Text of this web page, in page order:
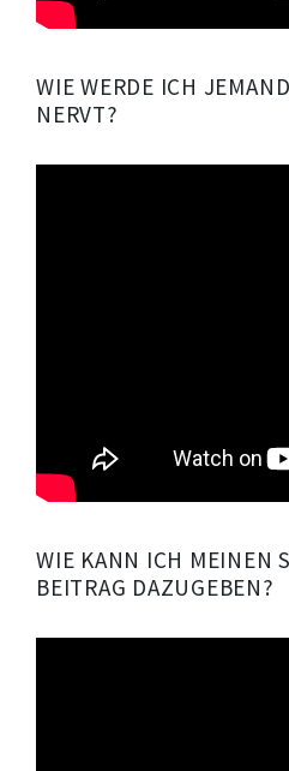
WIE WERDE ICH
NERVT?
WIE KANN ICH MEINEN
BEITRAG DAZUGEBEN?